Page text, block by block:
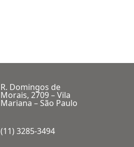
R. Domingos de
Morais, 2709 – Vila
Mariana – São Paulo
(11) 3285-3494